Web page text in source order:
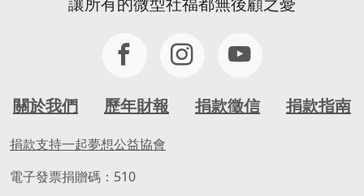
關於我們 歷年財報 捐款徵信 捐款指南
捐款支持一起夢想公益協會
電子發票捐贈碼：510